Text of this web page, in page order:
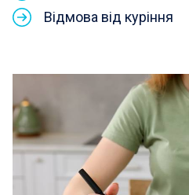
Відмова від куріння